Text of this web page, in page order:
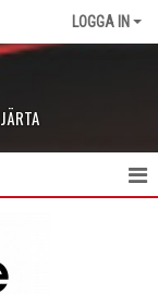
LOGGA IN